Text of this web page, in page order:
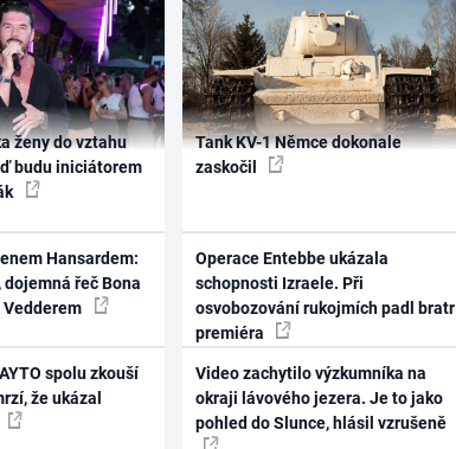
ženy do vztahu
budu iniciátorem
Hansardem:
řeč Bona
Vedderem
spolu zkouší
že ukázal
Tank KV-1 Němce dokonale
zaskočil
Operace Entebbe ukázala
schopnosti Izraele. Při
osvobozování rukojmích padl bratr
premiéra
Video zachytilo výzkumníka na
okraji lávového jezera. Je to jako
pohled do Slunce, hlásil vzrušeně